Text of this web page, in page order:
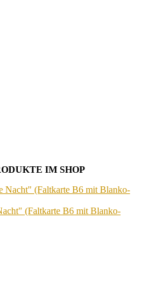
IM SHOP
(Faltkarte B6 mit Blanko-